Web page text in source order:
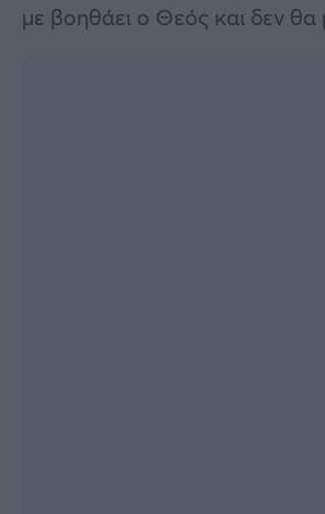
με βοηθάει ο Θεός και δεν θα